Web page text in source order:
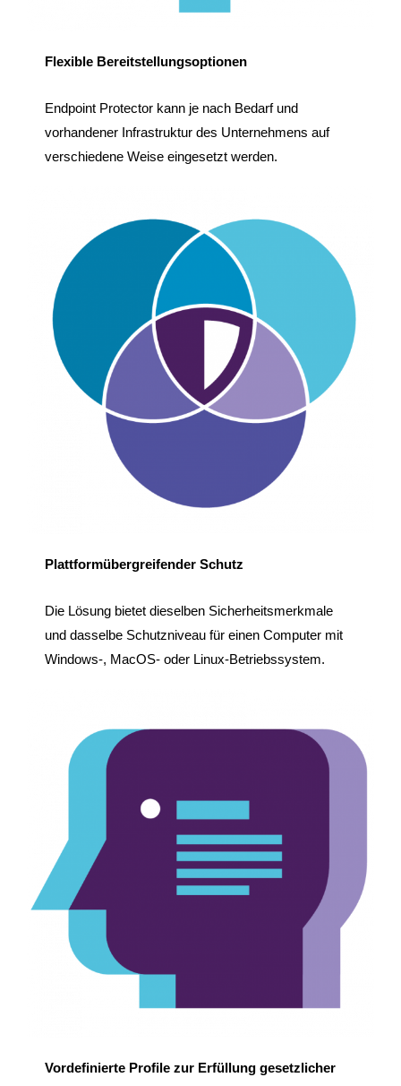
Flexible Bereitstellungsoptionen
Endpoint Protector kann je nach Bedarf und
vorhandener Infrastruktur des Unternehmens auf
verschiedene Weise eingesetzt werden.
Plattformübergreifender Schutz
Die Lösung bietet dieselben Sicherheitsmerkmale
und dasselbe Schutzniveau für einen Computer mit
Windows-, MacOS- oder Linux-Betriebssystem.
Vordefinierte Profile zur Erfüllung gesetzlicher